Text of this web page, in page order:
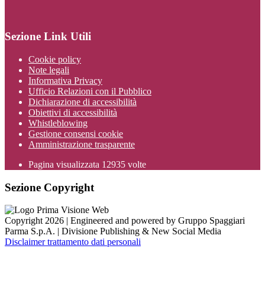
Sezione Link Utili
Cookie policy
Note legali
Informativa Privacy
Ufficio Relazioni con il Pubblico
Dichiarazione di accessibilità
Obiettivi di accessibilità
Whistleblowing
Gestione consensi cookie
Amministrazione trasparente
Pagina visualizzata 12935 volte
Sezione Copyright
Copyright 2026 | Engineered and powered by Gruppo Spaggiari
Parma S.p.A. | Divisione Publishing & New Social Media
Disclaimer trattamento dati personali